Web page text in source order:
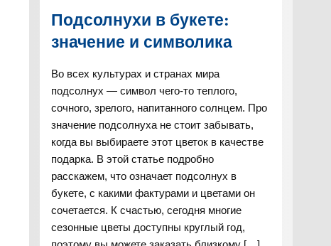
Подсолнухи в букете:
значение и символика
Во всех культурах и странах мира
подсолнух — символ чего-то теплого,
сочного, зрелого, напитанного солнцем. Про
значение подсолнуха не стоит забывать,
когда вы выбираете этот цветок в качестве
подарка. В этой статье подробно
расскажем, что означает подсолнух в
букете, с какими фактурами и цветами он
сочетается. К счастью, сегодня многие
сезонные цветы доступны круглый год,